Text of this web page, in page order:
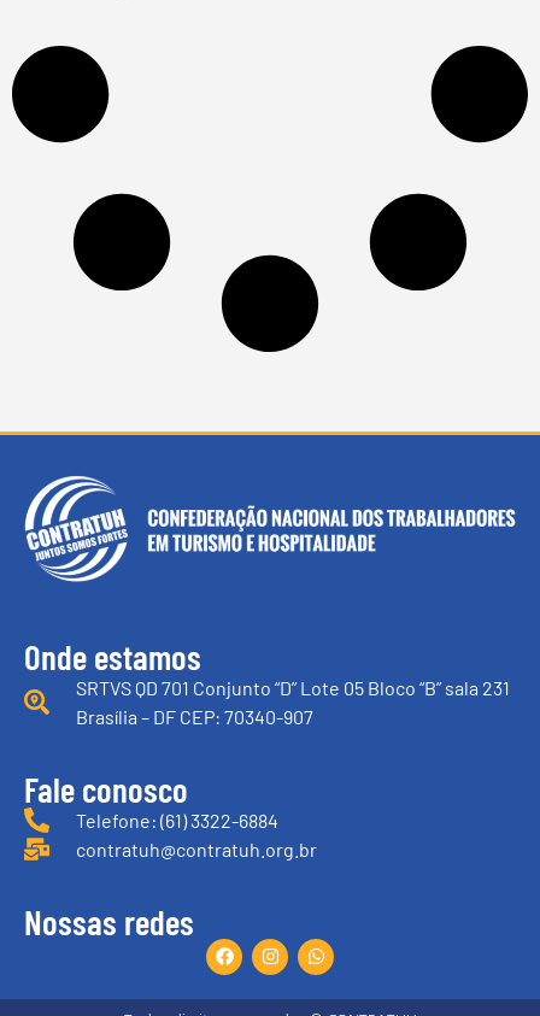
Onde estamos
SRTVS QD 701 Conjunto “D” Lote 05 Bloco “B” sala 231
Brasília – DF CEP: 70340-907
Fale conosco
Telefone: (61) 3322-6884
contratuh@contratuh.org.br
Nossas redes